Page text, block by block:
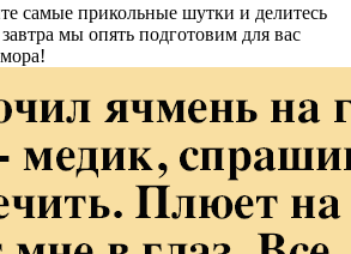
самые прикольные шутки и делитесь
мы опять подготовим для вас